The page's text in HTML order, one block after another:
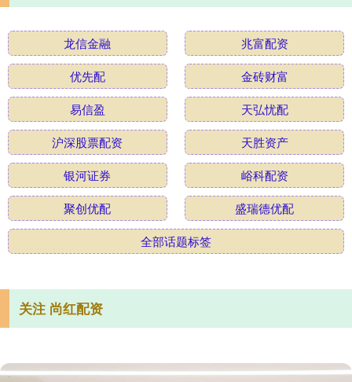
龙信金融
兆富配资
优先配
金砖财富
易信盈
天弘忧配
沪深股票配资
天胜资产
银河证券
峪科配资
聚创优配
盛瑞德优配
全部话题标签
关注 尚红配资